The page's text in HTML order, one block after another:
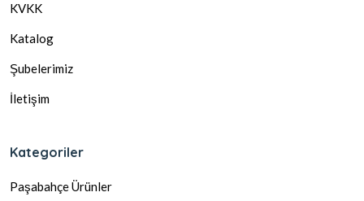
KVKK
Katalog
Şubelerimiz
İletişim
Kategoriler
Paşabahçe Ürünler